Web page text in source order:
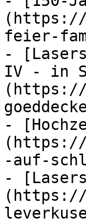
(https://
feier-
-
IV - in
(https://
-
(https://
-auf-
-
(https://